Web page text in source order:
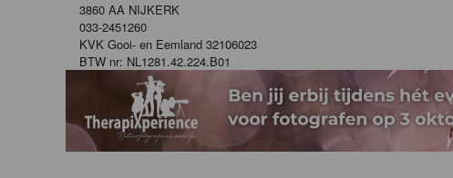
3860 AA NIJKERK
033-2451260
KVK Gooi- en Eemland 32106023
BTW nr: NL1281.42.224.B01